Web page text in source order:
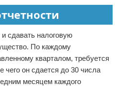
сдавать налоговую
По каждому
кварталом, требуется
чего он сдается до 30 числа
месяцем каждого